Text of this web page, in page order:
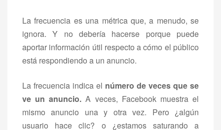
La frecuencia es una métrica que, a menudo, se
ignora. Y no debería hacerse porque puede
aportar información útil respecto a cómo el público
está respondiendo a un anuncio.
La frecuencia indica el número de veces que se
ve un anuncio. A veces, Facebook muestra el
mismo anuncio una y otra vez. Pero ¿algún
usuario hace clic? o ¿estamos saturando a